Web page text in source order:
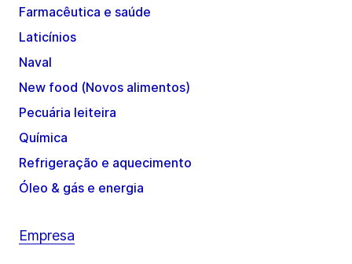
Farmacêutica e saúde
Laticínios
Naval
New food (Novos alimentos)
Pecuária leiteira
Química
Refrigeração e aquecimento
Óleo & gás e energia
Empresa